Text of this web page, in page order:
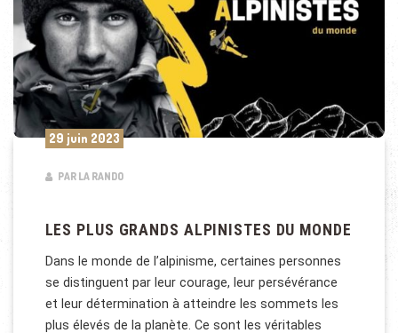
29 juin 2023
PAR LA RANDO
LES PLUS GRANDS ALPINISTES DU MONDE
Dans le monde de l’alpinisme, certaines personnes
se distinguent par leur courage, leur persévérance
et leur détermination à atteindre les sommets les
plus élevés de la planète. Ce sont les véritables